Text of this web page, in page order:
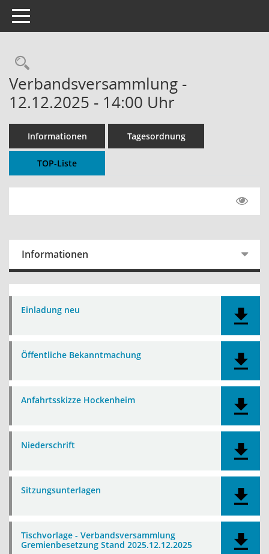
Toggle navigation
Rechercheauswahl
Verbandsversammlung -
12.12.2025 - 14:00 Uhr
Informationen Tagesordnung
TOP-Liste
Informationen
Einladung neu
Öffentliche Bekanntmachung
Anfahrtsskizze Hockenheim
Niederschrift
Sitzungsunterlagen
Tischvorlage - Verbandsversammlung
Gremienbesetzung Stand 2025.12.12.2025